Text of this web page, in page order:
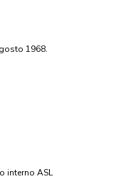
1968.
interno ASL